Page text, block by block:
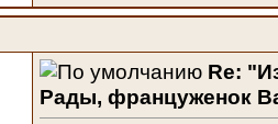
Re:
Рады, француженок